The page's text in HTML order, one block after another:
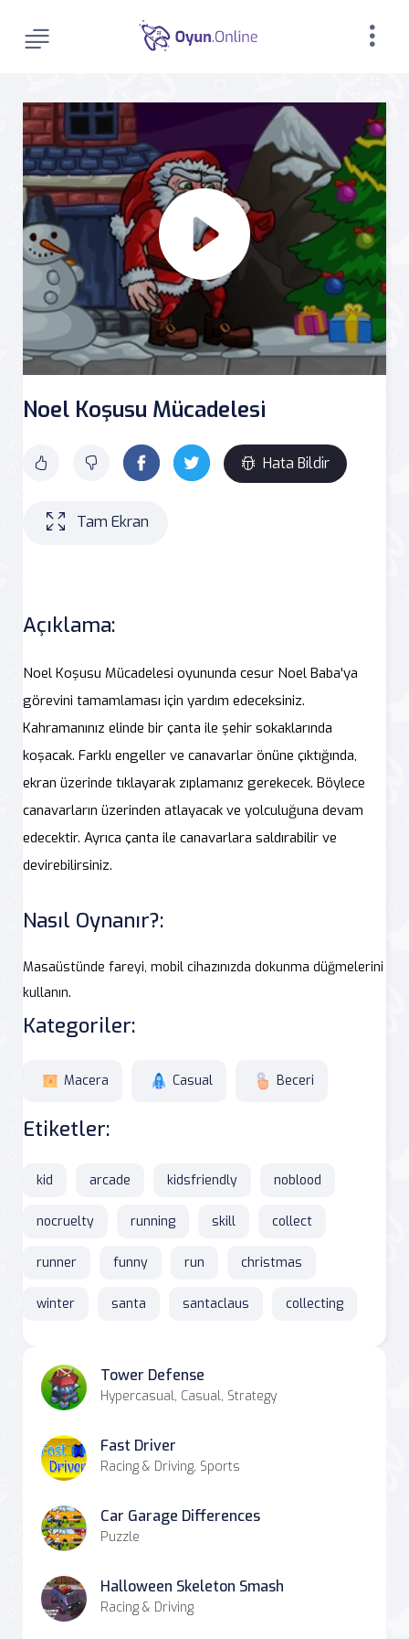
Noel Koşusu Mücadelesi
Hata Bildir
Tam Ekran
Açıklama:
Noel Koşusu Mücadelesi oyununda cesur Noel Baba'ya
görevini tamamlaması için yardım edeceksiniz.
Kahramanınız elinde bir çanta ile şehir sokaklarında
koşacak. Farklı engeller ve canavarlar önüne çıktığında,
ekran üzerinde tıklayarak zıplamanız gerekecek. Böylece
canavarların üzerinden atlayacak ve yolculuğuna devam
edecektir. Ayrıca çanta ile canavarlara saldırabilir ve
devirebilirsiniz.
Nasıl Oynanır?:
Masaüstünde fareyi, mobil cihazınızda dokunma düğmelerini
kullanın.
Kategoriler:
Macera Casual Beceri
Etiketler:
kid arcade kidsfriendly noblood
nocruelty running skill collect
runner funny run christmas
winter santa santaclaus collecting
Tower Defense
Hypercasual, Casual, Strategy
Fast Driver
Racing & Driving, Sports
Car Garage Differences
Puzzle
Halloween Skeleton Smash
Racing & Driving